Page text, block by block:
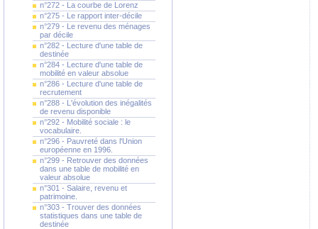
n°272 - La courbe de Lorenz
n°275 - Le rapport inter-décile
n°279 - Le revenu des ménages
par décile
n°282 - Lecture d'une table de
destinée
n°284 - Lecture d'une table de
mobilité en valeur absolue
n°286 - Lecture d'une table de
recrutement
n°288 - L'évolution des inégalités
de revenu disponible
n°292 - Mobilité sociale : le
vocabulaire.
n°296 - Pauvreté dans l'Union
européenne en 1996.
n°299 - Retrouver des données
dans une table de mobilité en
valeur absolue
n°301 - Salaire, revenu et
patrimoine.
n°303 - Trouver des données
statistiques dans une table de
destinée